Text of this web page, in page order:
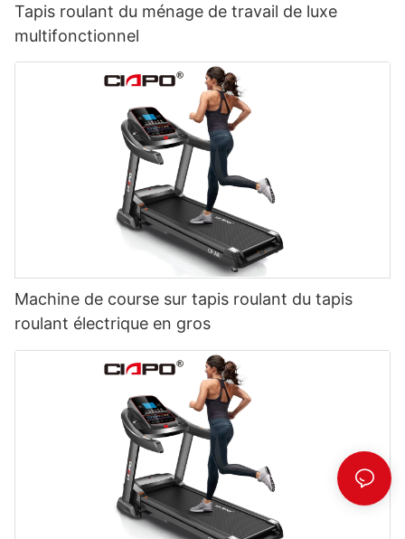
Tapis roulant du ménage de travail de luxe
multifonctionnel
Machine de course sur tapis roulant du tapis
roulant électrique en gros